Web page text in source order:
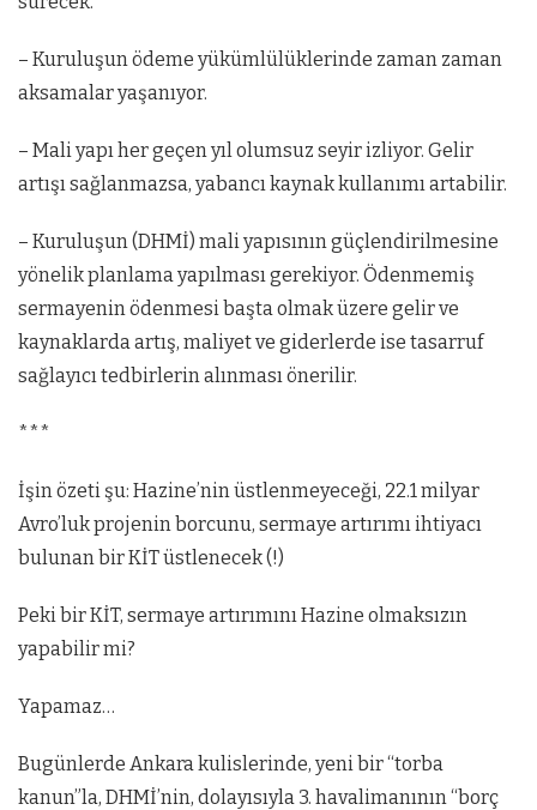
– Kuruluşun ödeme yükümlülüklerinde zaman zaman
aksamalar yaşanıyor.
– Mali yapı her geçen yıl olumsuz seyir izliyor. Gelir
artışı sağlanmazsa, yabancı kaynak kullanımı artabilir.
– Kuruluşun (DHMİ) mali yapısının güçlendirilmesine
yönelik planlama yapılması gerekiyor. Ödenmemiş
sermayenin ödenmesi başta olmak üzere gelir ve
kaynaklarda artış, maliyet ve giderlerde ise tasarruf
sağlayıcı tedbirlerin alınması önerilir.
***
İşin özeti şu: Hazine’nin üstlenmeyeceği, 22.1 milyar
Avro’luk projenin borcunu, sermaye artırımı ihtiyacı
bulunan bir KİT üstlenecek (!)
Peki bir KİT, sermaye artırımını Hazine olmaksızın
yapabilir mi?
Yapamaz…
Bugünlerde Ankara kulislerinde, yeni bir “torba
kanun”la, DHMİ’nin, dolayısıyla 3. havalimanının “borç